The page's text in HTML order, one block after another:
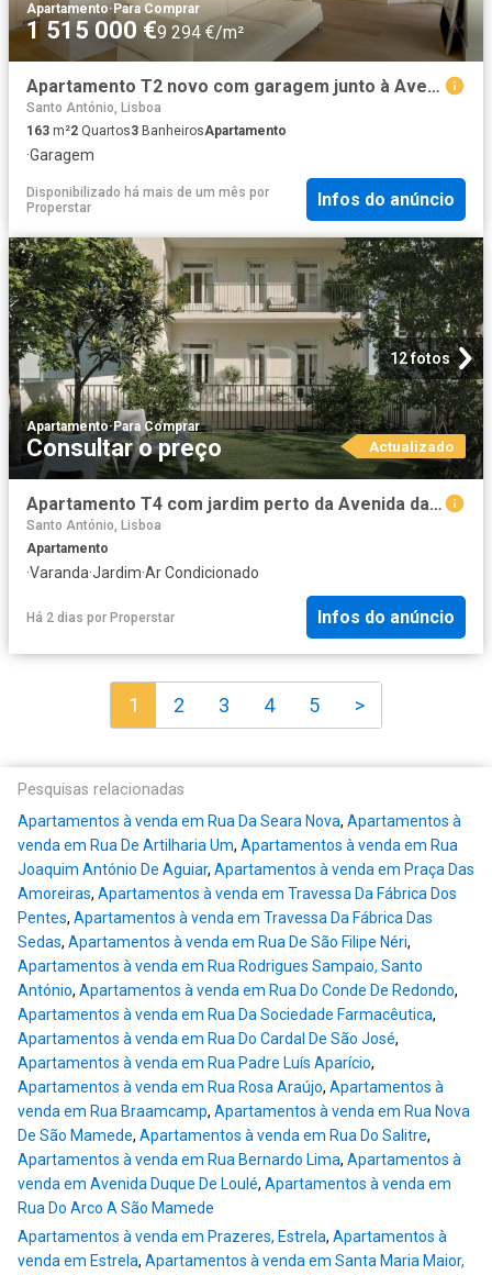
Apartamento· Para Comprar
1 515 000 €9 294 €/m²
Apartamento T2 novo com garagem junto à Avenida da Liberdade
Santo António, Lisboa
163 m²2 Quartos3 BanheirosApartamento
·Garagem
Disponibilizado há mais de um mês por
Properstar
Infos do anúncio
12 fotos
Apartamento·Para Comprar
Consultar o preço Actualizado
Apartamento T4 com jardim perto da Avenida da Liberdade, Lisboa
Santo António, Lisboa
Apartamento
·Varanda·Jardim·Ar Condicionado
Há 2 dias por Properstar Infos do anúncio
1 2 3 4 5 >
Pesquisas relacionadas
Apartamentos à venda em Rua Da Seara Nova, Apartamentos à
venda em Rua De Artilharia Um, Apartamentos à venda em Rua
Joaquim António De Aguiar, Apartamentos à venda em Praça Das
Amoreiras, Apartamentos à venda em Travessa Da Fábrica Dos
Pentes, Apartamentos à venda em Travessa Da Fábrica Das
Sedas, Apartamentos à venda em Rua De São Filipe Néri,
Apartamentos à venda em Rua Rodrigues Sampaio, Santo
António, Apartamentos à venda em Rua Do Conde De Redondo,
Apartamentos à venda em Rua Da Sociedade Farmacêutica,
Apartamentos à venda em Rua Do Cardal De São José,
Apartamentos à venda em Rua Padre Luís Aparício,
Apartamentos à venda em Rua Rosa Araújo, Apartamentos à
venda em Rua Braamcamp, Apartamentos à venda em Rua Nova
De São Mamede, Apartamentos à venda em Rua Do Salitre,
Apartamentos à venda em Rua Bernardo Lima, Apartamentos à
venda em Avenida Duque De Loulé, Apartamentos à venda em
Rua Do Arco A São Mamede
Apartamentos à venda em Prazeres, Estrela, Apartamentos à
venda em Estrela, Apartamentos à venda em Santa Maria Maior,